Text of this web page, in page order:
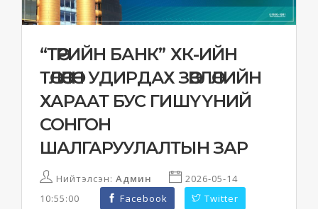
“ТӨРИЙН БАНК” ХК-ИЙН
ТӨЛӨӨЛӨН УДИРДАХ ЗӨВЛӨЛИЙН
ХАРААТ БУС ГИШҮҮНИЙ
СОНГОН
ШАЛГАРУУЛАЛТЫН ЗАР
Нийтэлсэн: Админ
2026-05-14
10:55:00
Facebook Twitter